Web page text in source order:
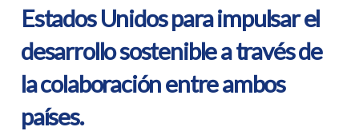
Estados Unidos para impulsar el
desarrollo sostenible a través de
la colaboración entre ambos
países.